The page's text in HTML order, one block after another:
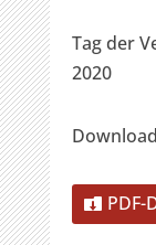
Tag der
2020
PDF-